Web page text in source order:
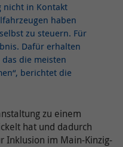
nicht in Kontakt
haben
zu steuern. Für
Dafür erhalten
die meisten
berichtet die
zu einem
hat und dadurch
Inklusion im Main-Kinzig-